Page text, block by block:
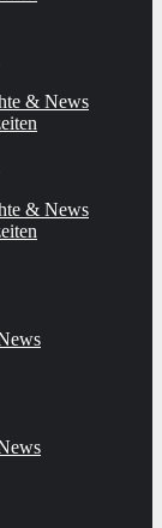
& News
& News